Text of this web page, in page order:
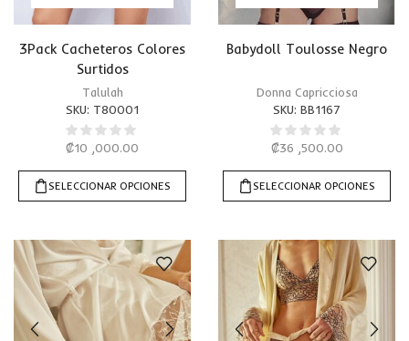
3Pack Cacheteros Colores
Surtidos
Talulah
SKU: T80001
₡10 ,000.00
SELECCIONAR OPCIONES
Babydoll Toulosse Negro
Donna Capricciosa
SKU: BB1167
₡36 ,500.00
SELECCIONAR OPCIONES